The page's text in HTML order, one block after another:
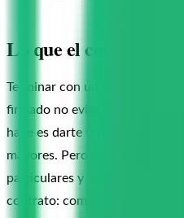
Lo que el contrato
Terminar con una advertencia
firmado no evita los impagos
hace es darte una posición
mayores. Pero el 90 % de los
particulares y familias se
contrato: comunicación clara